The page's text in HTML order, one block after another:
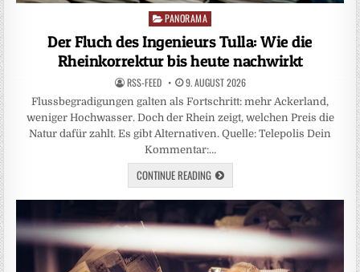
Posted
PANORAMA
Der Fluch des Ingenieurs Tulla: Wie die
Rheinkorrektur bis heute nachwirkt
RSS-FEED 9. AUGUST 2026
Flussbegradigungen galten als Fortschritt: mehr Ackerland,
weniger Hochwasser. Doch der Rhein zeigt, welchen Preis die
Natur dafür zahlt. Es gibt Alternativen. Quelle: Telepolis Dein
Kommentar:…
CONTINUE READING